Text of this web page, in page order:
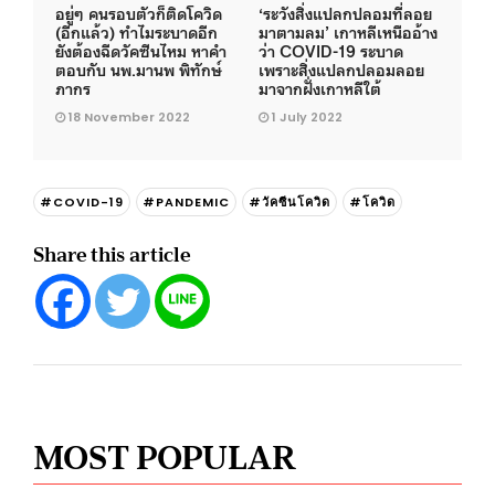
อยู่ๆ คนรอบตัวก็ติดโควิด
(อีกแล้ว) ทำไมระบาดอีก
ยังต้องฉีดวัคซีนไหม หาคำ
ตอบกับ นพ.มานพ พิทักษ์
ภากร
18 November 2022
‘ระวังสิ่งแปลกปลอมที่ลอย
มาตามลม’ เกาหลีเหนืออ้าง
ว่า COVID-19 ระบาด
เพราะสิ่งแปลกปลอมลอย
มาจากฝั่งเกาหลีใต้
1 July 2022
#COVID-19 #PANDEMIC #วัคซีนโควิด #โควิด
Share this article
MOST POPULAR